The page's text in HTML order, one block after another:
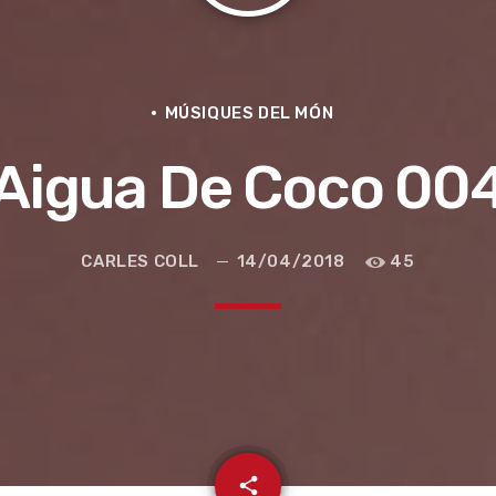
MÚSIQUES DEL MÓN
De Coco
CARLES COLL 14/04/2018 45
share
email